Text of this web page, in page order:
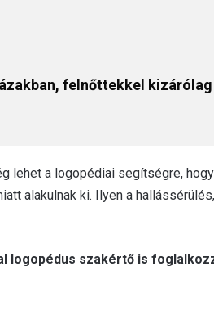
felnőttekkel
lehet a logopédiai segítségre,
alakulnak ki. Ilyen a
logopédus szakértő is